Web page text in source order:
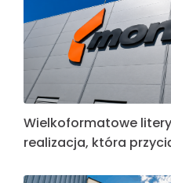
Wielkoformatowe
realizacja, która